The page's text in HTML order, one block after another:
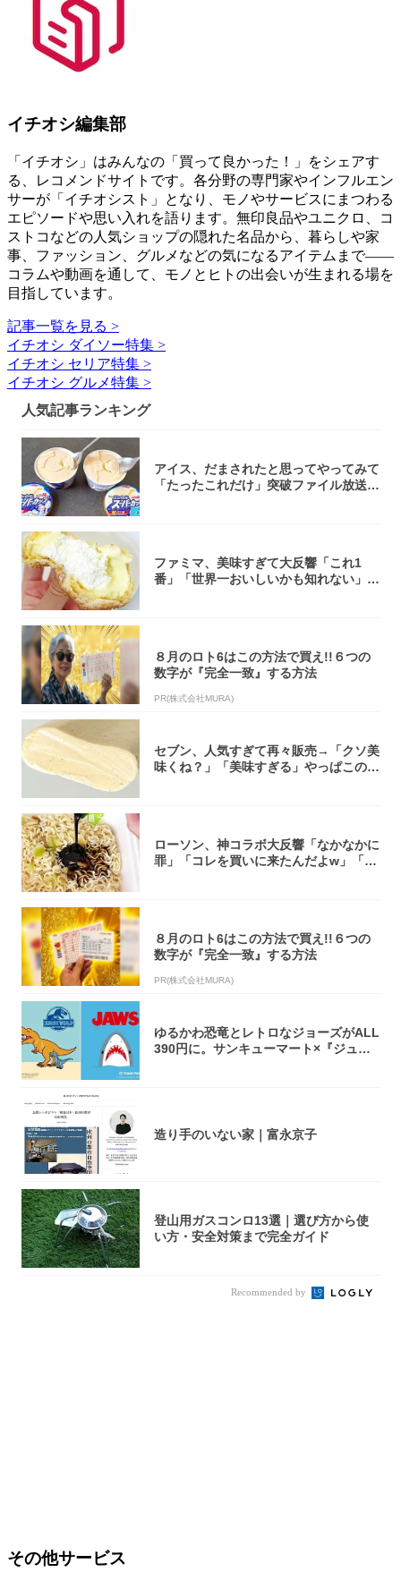
イチオシ編集部
「イチオシ」はみんなの「買って良かった！」をシェアす
る、レコメンドサイトです。各分野の専門家やインフルエン
サーが「イチオシスト」となり、モノやサービスにまつわる
エピソードや思い入れを語ります。無印良品やユニクロ、コ
ストコなどの人気ショップの隠れた名品から、暮らしや家
事、ファッション、グルメなどの気になるアイテムまで――
コラムや動画を通して、モノとヒトの出会いが生まれる場を
目指しています。
記事一覧を見る >
イチオシ ダイソー特集 >
イチオシ セリア特集 >
イチオシ グルメ特集 >
人気記事ランキング
アイス、だまされたと思ってやってみて
「たったこれだけ」突破ファイル放送で
ファミマ、美味すぎて大反響「これ1
番」「世界一おいしいかも知れない」
８月のロト6はこの方法で買え!!６つの
数字が『完全一致』する方法
PR(株式会社MURA)
セブン、人気すぎて再々販売→「クソ美
味くね？」「美味すぎる」やっぱこのク
ローソン、神コラボ大反響「なかなかに
罪」「コレを買いに来たんだよw」「３
８月のロト6はこの方法で買え!!６つの
数字が『完全一致』する方法
PR(株式会社MURA)
ゆるかわ恐竜とレトロなジョーズがALL
390円に。サンキューマート×『ジュラ
造り手のいない家｜富永京子
登山用ガスコンロ13選｜選び方から使
い方・安全対策まで完全ガイド
Recommended by
その他サービス